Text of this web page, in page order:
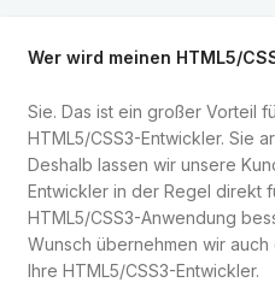
Wer wird meinen HTML5/
Sie. Das ist ein großer Vorteil
HTML5/CSS3-Entwickler. Sie
Deshalb lassen wir unsere
Entwickler in der Regel direkt
HTML5/CSS3-Anwendung
Wunsch übernehmen wir
Ihre HTML5/CSS3-Entwickler.